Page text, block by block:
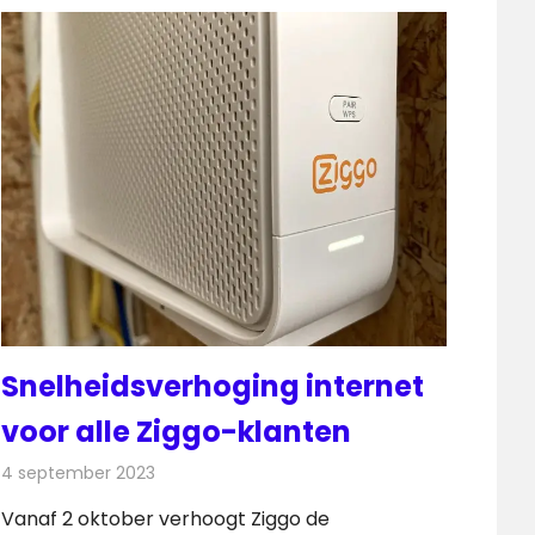
Snelheidsverhoging internet
voor alle Ziggo-klanten
4 september 2023
Vanaf 2 oktober verhoogt Ziggo de